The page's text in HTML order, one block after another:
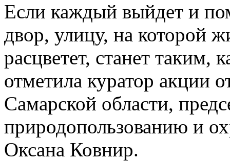
Если каждый выйдет и
двор, улицу, на которой
расцветет, станет
отметила куратор акции
Самарской области,
природопользованию и
Оксана Ковнир.